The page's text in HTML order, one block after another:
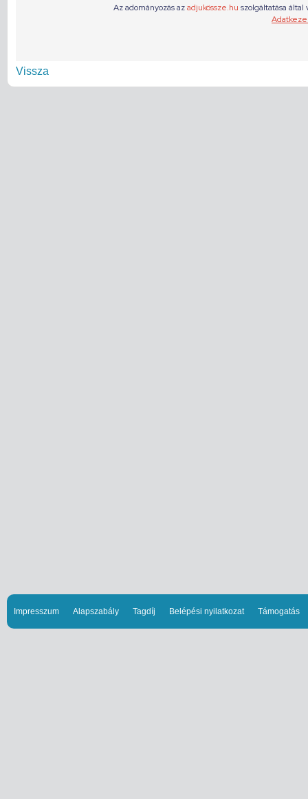
Vissza
Impresszum Alapszabály Tagdíj Belépési nyilatkozat Támogatás